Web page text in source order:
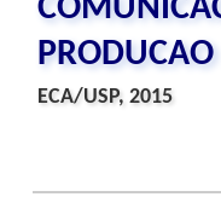
ECA/USP, 2015